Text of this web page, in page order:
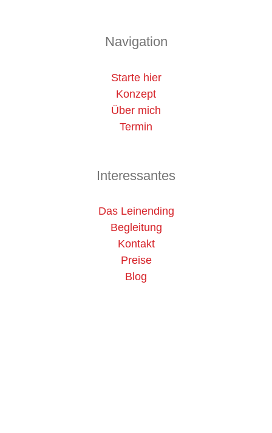
Navigation
Starte hier
Konzept
Über mich
Termin
Interessantes
Das Leinending
Begleitung
Kontakt
Preise
Blog